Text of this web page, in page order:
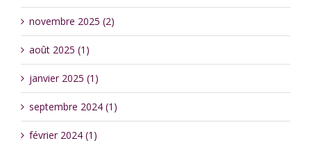
novembre 2025 (2)
août 2025 (1)
janvier 2025 (1)
septembre 2024 (1)
février 2024 (1)